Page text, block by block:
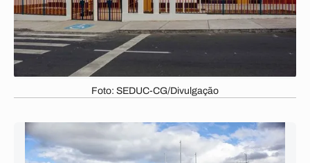
Foto: SEDUC-CG/Divulgação